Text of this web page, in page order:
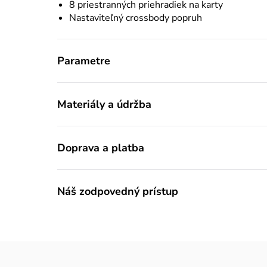
8 priestranných priehradiek na karty
Nastaviteľný crossbody popruh
Parametre
Materiály a údržba
Doprava a platba
Náš zodpovedný prístup